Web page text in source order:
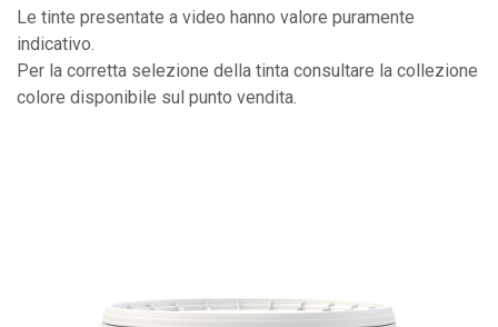
Le tinte presentate a video hanno valore puramente
indicativo.
Per la corretta selezione della tinta consultare la collezione
colore disponibile sul punto vendita.